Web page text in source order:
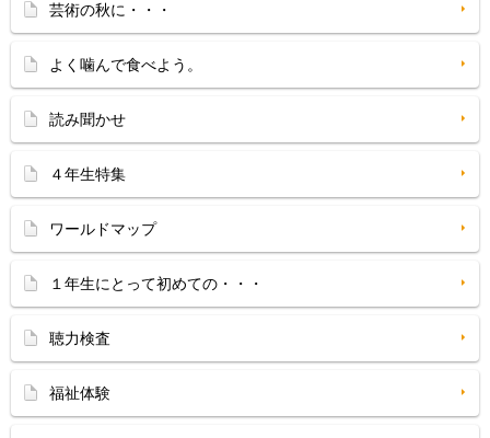
芸術の秋に・・・
よく噛んで食べよう。
読み聞かせ
４年生特集
ワールドマップ
１年生にとって初めての・・・
聴力検査
福祉体験